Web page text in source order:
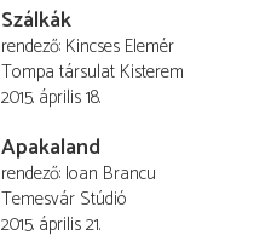
Szálkák
rendező Kincses Elemér
Tompa társulat Kisterem
2015. április 18.
Apakaland
rendező Ioan Brancu
Temesvár Stúdió
2015. április 21.